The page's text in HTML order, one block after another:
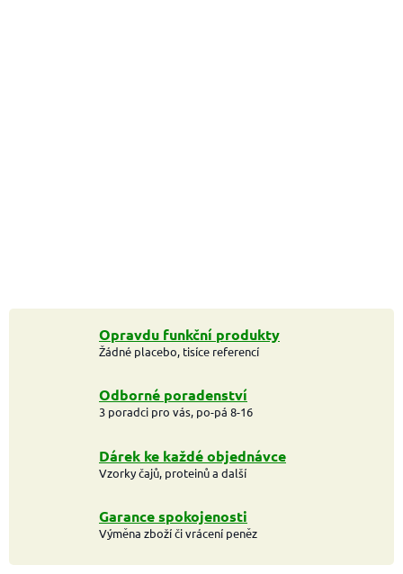
Opravdu funkční produkty
Žádné placebo, tisíce referencí
Odborné poradenství
3 poradci pro vás, po-pá 8-16
Dárek ke každé objednávce
Vzorky čajů, proteinů a další
Garance spokojenosti
Výměna zboží či vrácení peněz